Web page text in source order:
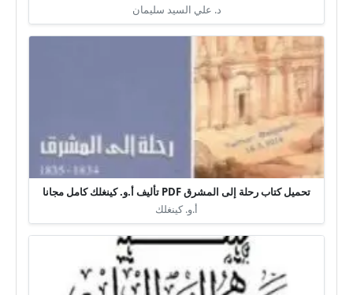
د. علي السيد سليمان
تحميل كتاب رحلة إلى المشرق PDF تأليف أ.و. كينغلك كامل مجانا
أ.و. كينغلك